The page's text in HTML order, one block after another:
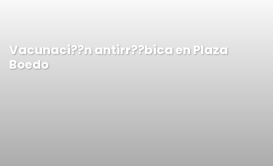
Vacunaci??n antirr??bica en Plaza
Boedo